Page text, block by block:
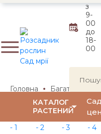
з
9-
00
до
18-
00
КАТАЛОГ
РАСТЕНИЙ
Головна Багаторічні